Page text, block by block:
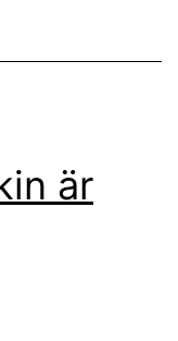
är